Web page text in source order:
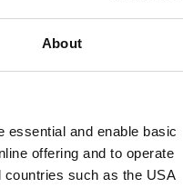
About
and enable basic
offering and to operate
such as the USA